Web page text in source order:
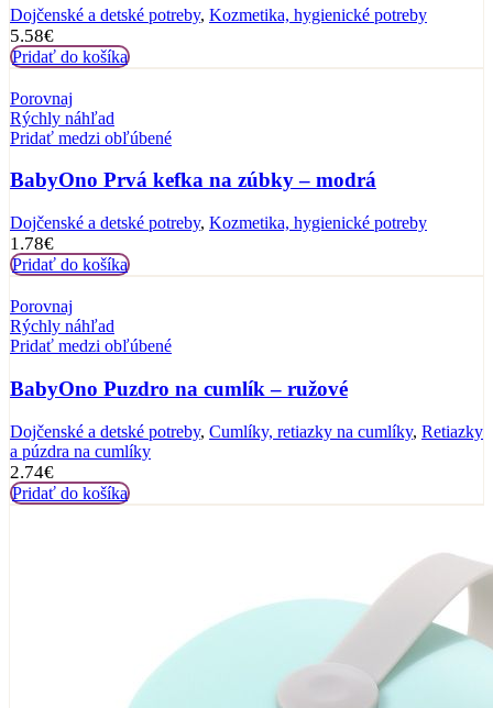
Dojčenské a detské potreby, Kozmetika, hygienické potreby
5.58€
Pridať do košíka
Porovnaj
Rýchly náhľad
Pridať medzi obľúbené
BabyOno Prvá kefka na zúbky – modrá
Dojčenské a detské potreby, Kozmetika, hygienické potreby
1.78€
Pridať do košíka
Porovnaj
Rýchly náhľad
Pridať medzi obľúbené
BabyOno Puzdro na cumlík – ružové
Dojčenské a detské potreby, Cumlíky, retiazky na cumlíky, Retiazky
a púzdra na cumlíky
2.74€
Pridať do košíka